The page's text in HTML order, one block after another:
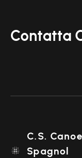
Contatta

C.S.
Spagnol